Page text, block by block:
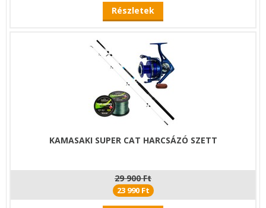
Részletek
KAMASAKI SUPER CAT HARCSÁZÓ SZETT
29 900 Ft
23 990 Ft